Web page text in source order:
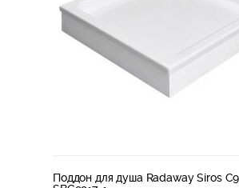
Поддон для душа Radaway Siros